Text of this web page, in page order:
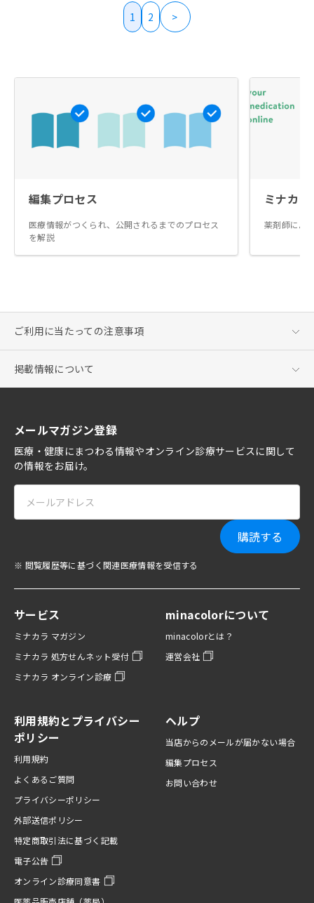
1 2 >
編集プロセス
医療情報がつくられ、公開されるまでのプロセス
を解説
ミナカ
薬剤師によ
ご利用に当たっての注意事項
掲載情報について
メールマガジン登録
医療・健康にまつわる情報やオンライン診療サービスに関して
の情報をお届け。
購読する
※ 閲覧履歴等に基づく関連医療情報を受信する
サービス
ミナカラ マガジン
ミナカラ 処方せんネット受付
ミナカラ オンライン診療
minacolorについて
minacolorとは？
運営会社
利用規約とプライバシー
ポリシー
利用規約
よくあるご質問
プライバシーポリシー
外部送信ポリシー
特定商取引法に基づく記載
電子公告
オンライン診療同意書
ヘルプ
当店からのメールが届かない場合
編集プロセス
お問い合わせ